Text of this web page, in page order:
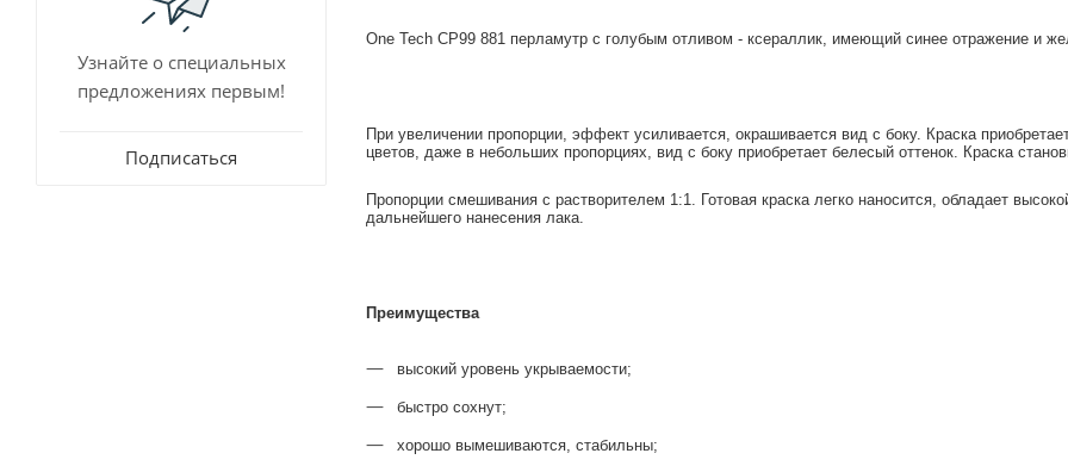
One Tech CP99 881 перламутр с голубым отливом - ксераллик, имеющий синее отражение и
При увеличении пропорции, эффект усиливается, окрашивается вид с боку. Краска
цветов, даже в небольших пропорциях, вид с боку приобретает белесый оттенок. Краска
Пропорции смешивания с растворителем 1:1. Готовая краска легко наносится, обладает
дальнейшего нанесения лака.
Преимущества
высокий уровень укрываемости;
быстро сохнут;
хорошо вымешиваются, стабильны;
Узнайте о специальных
предложениях первым!
Подписаться